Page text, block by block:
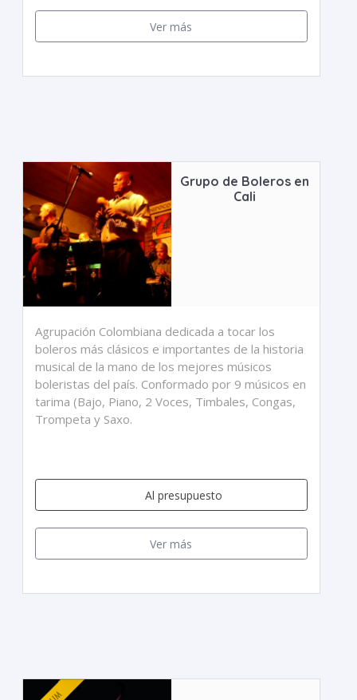
Ver más
Grupo de Boleros en
Cali
Agrupación Colombiana dedicada a tocar los
boleros más clásicos e importantes de la historia
musical de la mano de los mejores músicos
boleristas del país. Conformado por 9 músicos en
tarima (Bajo, Piano, 2 Voces, Timbales, Congas,
Trompeta y Saxo.
Al presupuesto
Ver más